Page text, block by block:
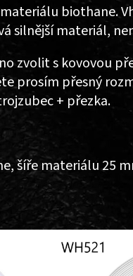
biothane.
silnější materiál,
zvolit s kovovou
prosím přesný
+ přezka.
šíře materiálu 25